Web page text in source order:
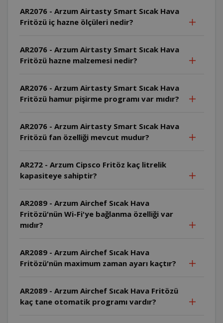
AR2076 - Arzum Airtasty Smart Sıcak Hava
Fritözü iç hazne ölçüleri nedir?
AR2076 - Arzum Airtasty Smart Sıcak Hava
Fritözü hazne malzemesi nedir?
AR2076 - Arzum Airtasty Smart Sıcak Hava
Fritözü hamur pişirme programı var mıdır?
AR2076 - Arzum Airtasty Smart Sıcak Hava
Fritözü fan özelliği mevcut mudur?
AR272 - Arzum Cipsco Fritöz kaç litrelik
kapasiteye sahiptir?
AR2089 - Arzum Airchef Sıcak Hava
Fritözü'nün Wi-Fi'ye bağlanma özelliği var
mıdır?
AR2089 - Arzum Airchef Sıcak Hava
Fritözü'nün maximum zaman ayarı kaçtır?
AR2089 - Arzum Airchef Sıcak Hava Fritözü
kaç tane otomatik programı vardır?